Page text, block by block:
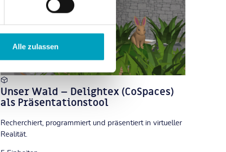
Alle zulassen
Unser Wald – Delightex (CoSpaces)
als Präsentationstool
Recherchiert, programmiert und präsentiert in virtueller
Realität.